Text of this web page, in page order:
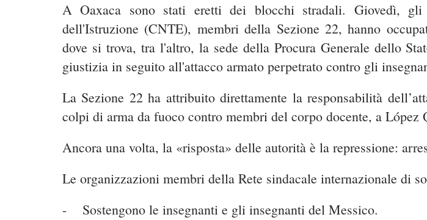
A Oaxaca sono stati eretti dei blocchi stradali. Giovedì, gli
dell'Istruzione (CNTE), membri della Sezione 22, hanno
dove si trova, tra l'altro, la sede della Procura Generale dello
giustizia in seguito all'attacco armato perpetrato contro gli
La Sezione 22 ha attribuito direttamente la responsabilità
colpi di arma da fuoco contro membri del corpo docente, a López
Ancora una volta, la «risposta» delle autorità è la repressione:
Le organizzazioni membri della Rete sindacale internazionale di
- Sostengono le insegnanti e gli insegnanti del Messico.